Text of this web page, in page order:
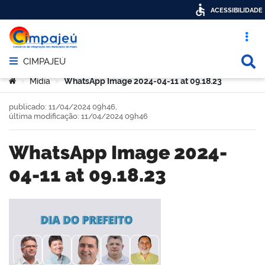
Acesso
Abrir menu principal de navegação
CIMPAJEÚ
Você está aqui:
> Mídia > WhatsApp Image 2024-04-11 at 09.18.23
WhatsApp Image 2024-
04-11 at 09.18.23
publicado: 11/04/2024 09h46,
última modificação: 11/04/2024 09h46
ACESSIBILIDADE